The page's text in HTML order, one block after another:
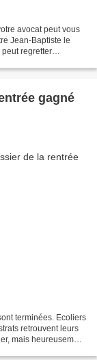
avocat peut vous
Jean-Baptiste le
peut regretter
gagné
terminées. Ecoliers
retrouvent leurs
mais heureusement